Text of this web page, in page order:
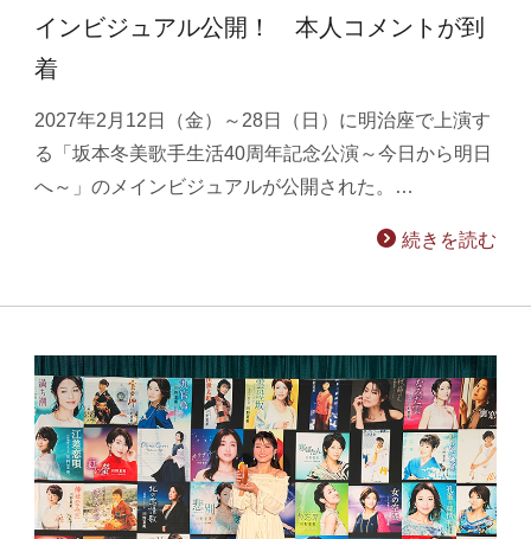
インビジュアル公開！ 本人コメントが到
着
2027年2月12日（金）～28日（日）に明治座で上演す
る「坂本冬美歌手生活40周年記念公演～今日から明日
へ～」のメインビジュアルが公開された。…
続きを読む